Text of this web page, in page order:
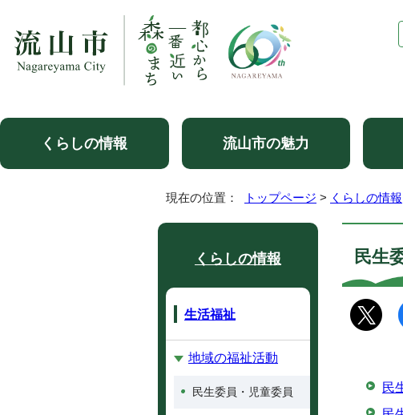
くらしの情報 流山市の魅力
現在の位置： トップページ > くらしの情報
民生
民
くらしの情報
生活福祉
地域の福祉活動
民生委員・児童委員